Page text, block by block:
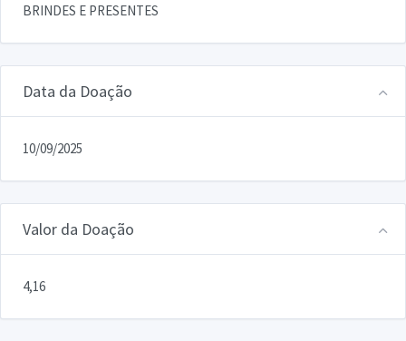
BRINDES E PRESENTES
Data da Doação
10/09/2025
Valor da Doação
4,16